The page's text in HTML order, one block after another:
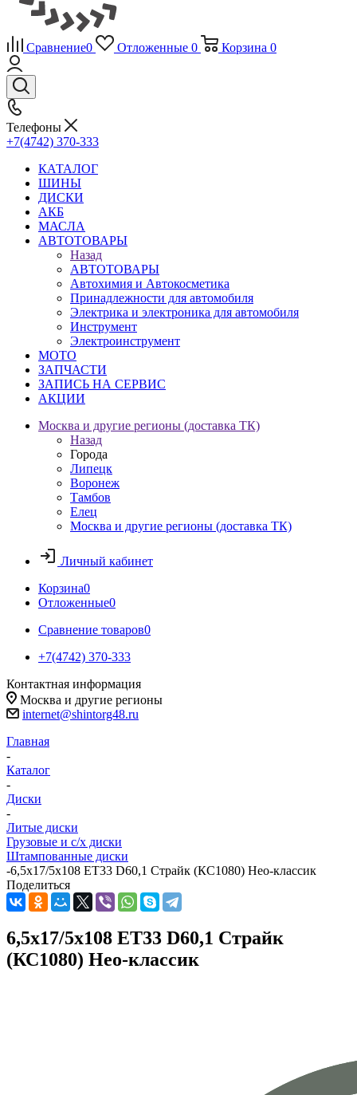
Сравнение0 Отложенные 0 Корзина 0
Телефоны
+7(4742) 370-333
КАТАЛОГ
ШИНЫ
ДИСКИ
АКБ
МАСЛА
АВТОТОВАРЫ
Назад
АВТОТОВАРЫ
Автохимия и Автокосметика
Принадлежности для автомобиля
Электрика и электроника для автомобиля
Инструмент
Электроинструмент
МОТО
ЗАПЧАСТИ
ЗАПИСЬ НА СЕРВИС
АКЦИИ
Москва и другие регионы (доставка ТК)
Назад
Города
Липецк
Воронеж
Тамбов
Елец
Москва и другие регионы (доставка ТК)
Личный кабинет
Корзина0
Отложенные0
Сравнение товаров0
+7(4742) 370-333
Контактная информация
Москва и другие регионы
internet@shintorg48.ru
Главная
-
Каталог
-
Диски
-
Литые диски
Грузовые и с/х диски
Штампованные диски
-6,5x17/5x108 ET33 D60,1 Страйк (КС1080) Нео-классик
Поделиться
6,5x17/5x108 ET33 D60,1 Страйк
(КС1080) Нео-классик